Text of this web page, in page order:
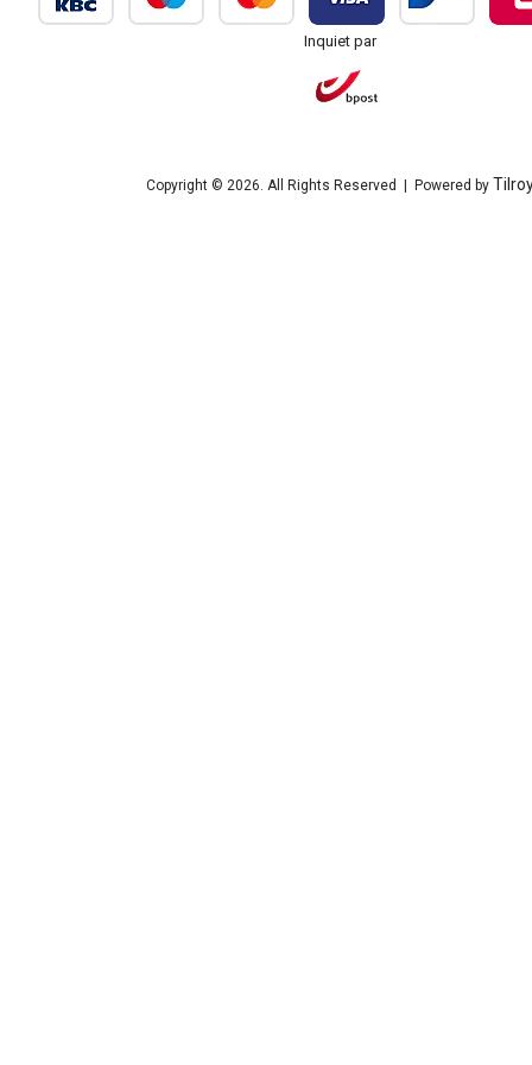
Inquiet par
Copyright © 2026. All Rights Reserved | Powered by